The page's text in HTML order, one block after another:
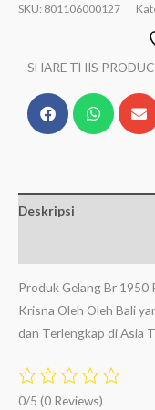
SKU: 801106000127
SHARE THIS
Deskripsi
Produk Gelang Br 1950
Krisna Oleh Oleh Bali
dan Terlengkap di Asia
0/5 (0 Reviews)